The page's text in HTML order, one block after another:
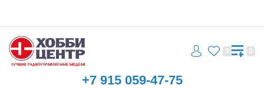
+7 915 059-47-75
0 0